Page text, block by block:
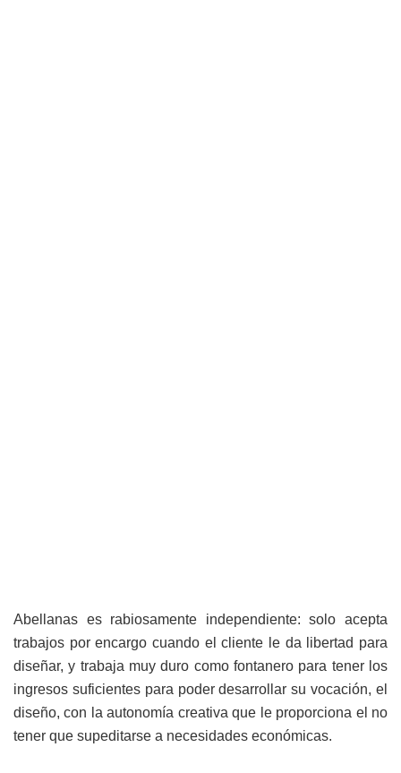
Abellanas es rabiosamente independiente: solo acepta
trabajos por encargo cuando el cliente le da libertad para
diseñar, y trabaja muy duro como fontanero para tener los
ingresos suficientes para poder desarrollar su vocación, el
diseño, con la autonomía creativa que le proporciona el no
tener que supeditarse a necesidades económicas.